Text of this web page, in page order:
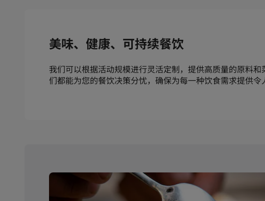
美味、健康、可持续餐饮
我们可以根据活动规模进行灵活定制，提供高质量的原料
们都能为您的餐饮决策分忧，确保为每一种饮食需求提供令